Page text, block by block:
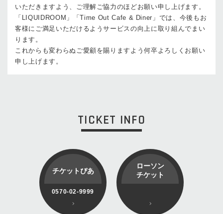
いただきますよう、ご理解ご協力のほどお願い申し上げます。
「LIQUIDROOM」「Time Out Cafe & Diner」では、今後もお
客様にご満足いただけるようサービスの向上に取り組んでまい
ります。
これからも変わらぬご愛顧を賜りますよう何卒よろしくお願い
申し上げます。
TICKET INFO
チケットぴあ
0570-02-9999
ローソン
チケット